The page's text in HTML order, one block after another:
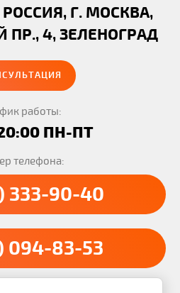
РОССИЯ, Г. МОСКВА,
ПР., 4, ЗЕЛЕНОГРАД
работы:
ПН-ПТ
телефона:
333-90-40
094-83-53